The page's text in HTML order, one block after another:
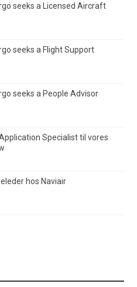
seeks a Licensed Aircraft
seeks a Flight Support
seeks a People Advisor
Specialist til vores
hos Naviair